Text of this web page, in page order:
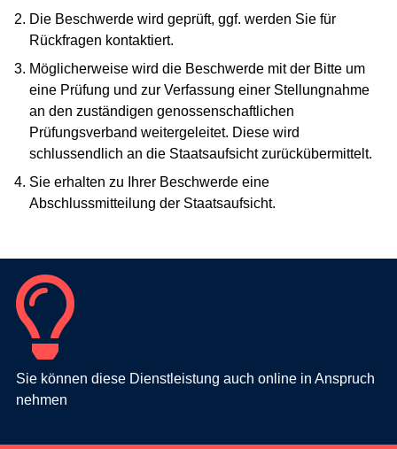
Die Beschwerde wird geprüft, ggf. werden Sie für
Rückfragen kontaktiert.
Möglicherweise wird die Beschwerde mit der Bitte um
eine Prüfung und zur Verfassung einer Stellungnahme
an den zuständigen genossenschaftlichen
Prüfungsverband weitergeleitet. Diese wird
schlussendlich an die Staatsaufsicht zurückübermittelt.
Sie erhalten zu Ihrer Beschwerde eine
Abschlussmitteilung der Staatsaufsicht.
Sie können diese Dienstleistung auch online in Anspruch
nehmen